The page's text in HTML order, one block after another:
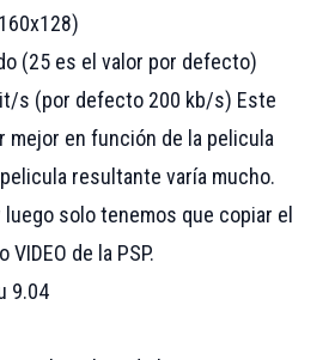
(25 es el valor por defecto)
s (por defecto 200 kb/s) Este
mejor en función de la pelicula
resultante varía mucho.
solo tenemos que copiar el
de la PSP.
9.04